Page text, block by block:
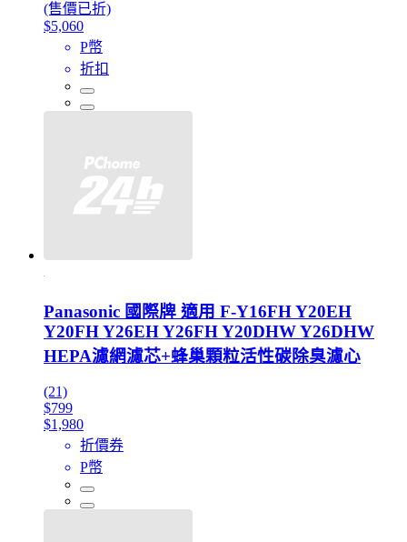
(售價已折)
$5,060
P幣
折扣
Panasonic 國際牌 適用 F-Y16FH Y20EH
Y20FH Y26EH Y26FH Y20DHW Y26DHW
HEPA濾網濾芯+蜂巢顆粒活性碳除臭濾心
(21)
$799
$1,980
折價券
P幣